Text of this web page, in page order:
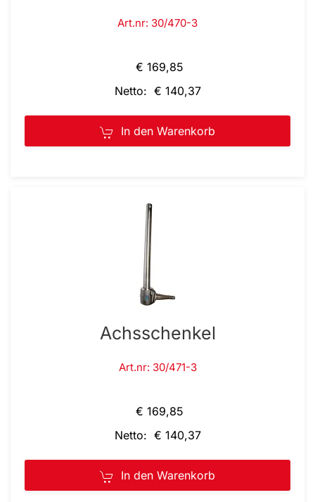
Art.nr: 30/470-3
€ 169,85
Netto: € 140,37
In den Warenkorb
Achsschenkel
Art.nr: 30/471-3
€ 169,85
Netto: € 140,37
In den Warenkorb